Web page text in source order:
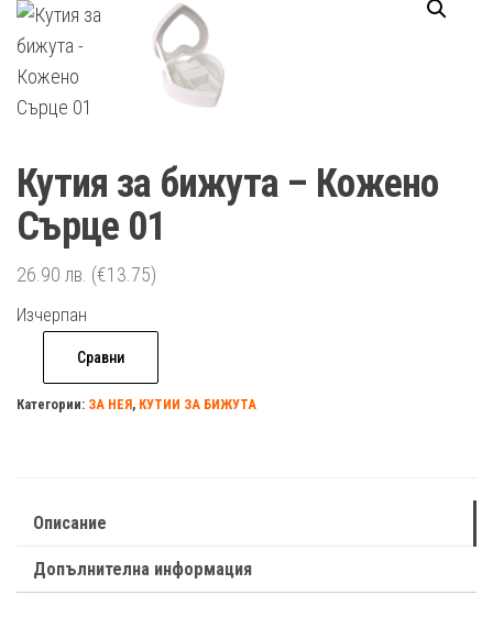
Кутия за бижута – Кожено
Сърце 01
26.90 лв. (€13.75)
Изчерпан
Сравни
Категории: ЗА НЕЯ, КУТИИ ЗА БИЖУТА
Описание
Допълнителна информация